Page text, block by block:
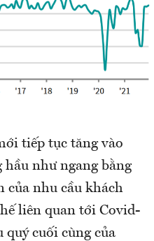
tiếp tục tăng vào
hầu như ngang bằng
của nhu cầu khách
liên quan tới Covid-
quý cuối cùng của